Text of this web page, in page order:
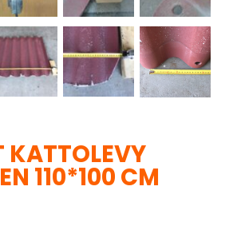
KATTOLEVY
110*100 CM